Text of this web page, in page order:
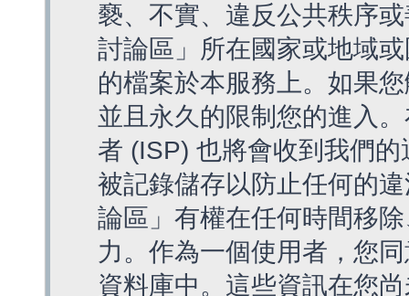
褻、不實、違反公共秩序
討論區」所在國家或地域
的檔案於本服務上。如果
並且永久的限制您的進入
者 (ISP) 也將會收到我們
被記錄儲存以防止任何的
論區」有權在任何時間移
力。作為一個使用者，您
資料庫中。這些資訊在您